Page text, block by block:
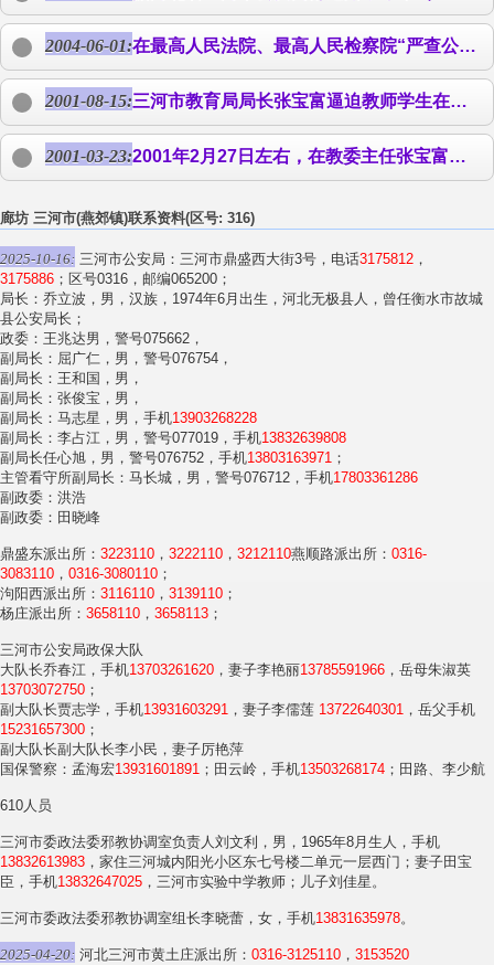
2004-06-01:在最高人民法院、最高人民检察院“严查公务员侵犯人权案”期间，河北省迫害法轮功的所谓“专案组”坐阵三河市大行迫害人权之事。 5月26日，河北三河市埝头中学教师大法弟子
2001-08-15:三河市教育局局长张宝富逼迫教师学生在所谓的“百万人签名“中签字表态，并在其亲友经营的装订厂中出版了一本诽谤大法的书籍（3.8元一本），利用职权逼学生购买，邀功并牟取暴利。他还唆使下属停发坚修大法的教师的工资（如
2001-03-23:2001年2月27日左右，在教委主任张宝富等人指使下，大法学员尚超（三河進校教师）、
廊坊 三河市(燕郊镇)联系资料(区号: 316)
2025-10-16: 三河市公安局：三河市鼎盛西大街3号，电话3175812 ，
3175886 ；区号0316，邮编065200；
局长：乔立波，男，汉族，1974年6月出生，河北无极县人，曾任衡水市故城
县公安局长；
政委：王兆达男，警号075662，
副局长：屈广仁，男，警号076754，
副局长：王和国，男，
副局长：张俊宝，男，
副局长：马志星，男，手机13903268228
副局长：李占江，男，警号077019，手机13832639808
副局长任心旭，男，警号076752，手机13803163971 ；
主管看守所副局长：马长城，男，警号076712，手机17803361286
副政委：洪浩
副政委：田晓峰
鼎盛东派出所： 3223110 ， 3222110 ， 3212110燕顺路派出所： 0316-
3083110 ， 0316-3080110 ；
泃阳西派出所： 3116110 ， 3139110 ；
杨庄派出所： 3658110 ， 3658113 ；
三河市公安局政保大队
大队长乔春江，手机13703261620 ，妻子李艳丽13785591966 ，岳母朱淑英
13703072750 ；
副大队长贾志学，手机13931603291 ，妻子李儒莲 13722640301 ，岳父手机
15231657300 ；
副大队长副大队长李小民，妻子厉艳萍
国保警察：孟海宏13931601891 ；田云岭，手机13503268174 ；田路、李少航
610人员
三河市委政法委邪教协调室负责人刘文利，男，1965年8月生人，手机
13832613983 ，家住三河城内阳光小区东七号楼二单元一层西门；妻子田宝
臣，手机13832647025 ，三河市实验中学教师；儿子刘佳星。
三河市委政法委邪教协调室组长李晓蕾，女，手机13831635978。
2025-04-20: 河北三河市黄土庄派出所： 0316-3125110 ， 3153520